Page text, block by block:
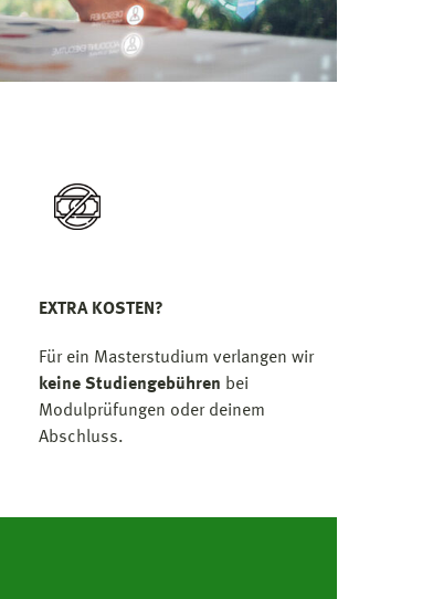
EXTRA KOSTEN?
Für ein Masterstudium verlangen wir
keine Studiengebühren bei
Modulprüfungen oder deinem
Abschluss.